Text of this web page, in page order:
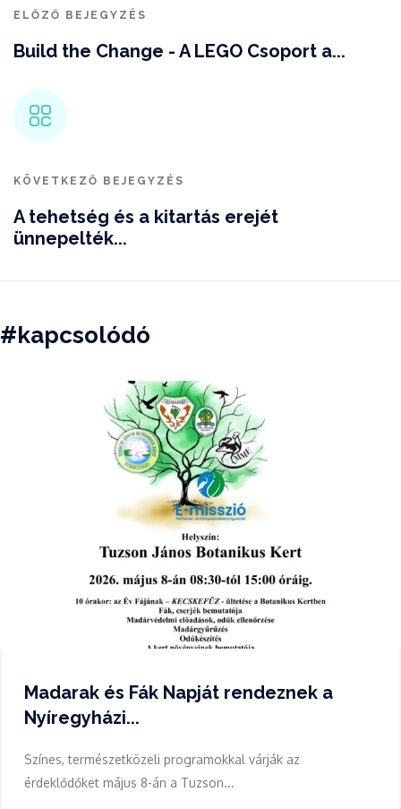
ELŐZŐ BEJEGYZÉS
Build the Change - A LEGO Csoport a...
KÖVETKEZŐ BEJEGYZÉS
A tehetség és a kitartás erejét
ünnepelték...
#kapcsolódó
Madarak és Fák Napját rendeznek a
Nyíregyházi...
Színes, természetközeli programokkal várják az
érdeklődőket május 8-án a Tuzson...